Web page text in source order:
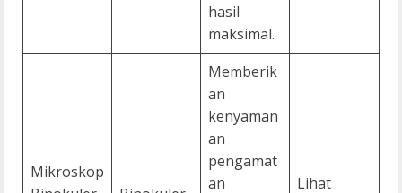
hasil
maksimal.
Mikroskop
Memberik
an
kenyaman
an
pengamat
an
Lihat